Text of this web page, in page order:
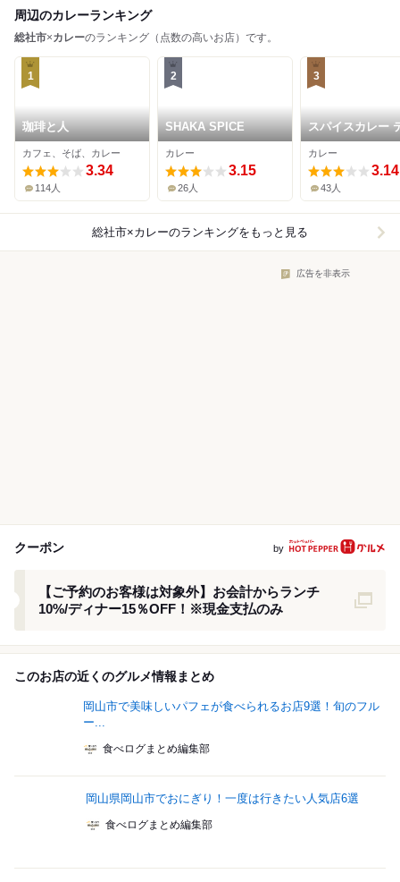
周辺のカレーランキング
総社市×カレーのランキング（点数の高いお店）です。
1
珈琲と人
カフェ、そば、カレー
3.34
114人
2
SHAKA SPICE
カレー
3.15
26人
3
スパイスカレー
ルパティ
カレー
3.14
43人
総社市×カレーのランキングをもっと見る
広告を非表示
クーポン by
【ご予約のお客様は対象外】お会計からランチ
10%/ディナー15％OFF！※現金支払のみ
このお店の近くのグルメ情報まとめ
岡山市で美味しいパフェが食べられるお店9選！旬のフル
ー...
食べログまとめ編集部
岡山県岡山市でおにぎり！一度は行きたい人気店6選
食べログまとめ編集部